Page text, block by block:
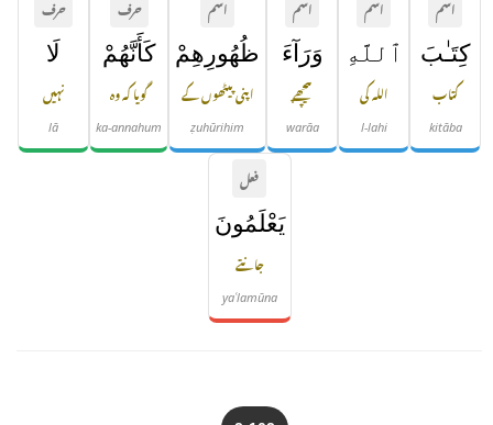
اسم
كِتَـٰبَ
کتاب
kitāba
اسم
ٱللَّهِ
اللہ کی
l-lahi
اسم
وَرَآءَ
پیچھے
warāa
اسم
ظُهُورِهِمْ
اپنی پیٹھوں کے
ẓuhūrihim
حرف
كَأَنَّهُمْ
گویا کہ وہ
ka-annahum
حرف
لَا
نہیں
lā
فعل
يَعْلَمُونَ
جانتے
yaʿlamūna